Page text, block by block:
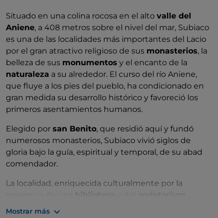
Situado en una colina rocosa en el alto valle del
Aniene, a 408 metros sobre el nivel del mar, Subiaco
es una de las localidades más importantes del Lacio
por el gran atractivo religioso de sus monasterios, la
belleza de sus monumentos y el encanto de la
naturaleza a su alrededor. El curso del río Aniene,
que fluye a los pies del pueblo, ha condicionado en
gran medida su desarrollo histórico y favoreció los
primeros asentamientos humanos.
Elegido por san Benito, que residió aquí y fundó
numerosos monasterios, Subiaco vivió siglos de
gloria bajo la guía, espiritual y temporal, de su abad
comendador.
La localidad, enriquecida culturalmente por la
biblioteca
scriptorium
monástico
Mostrar más